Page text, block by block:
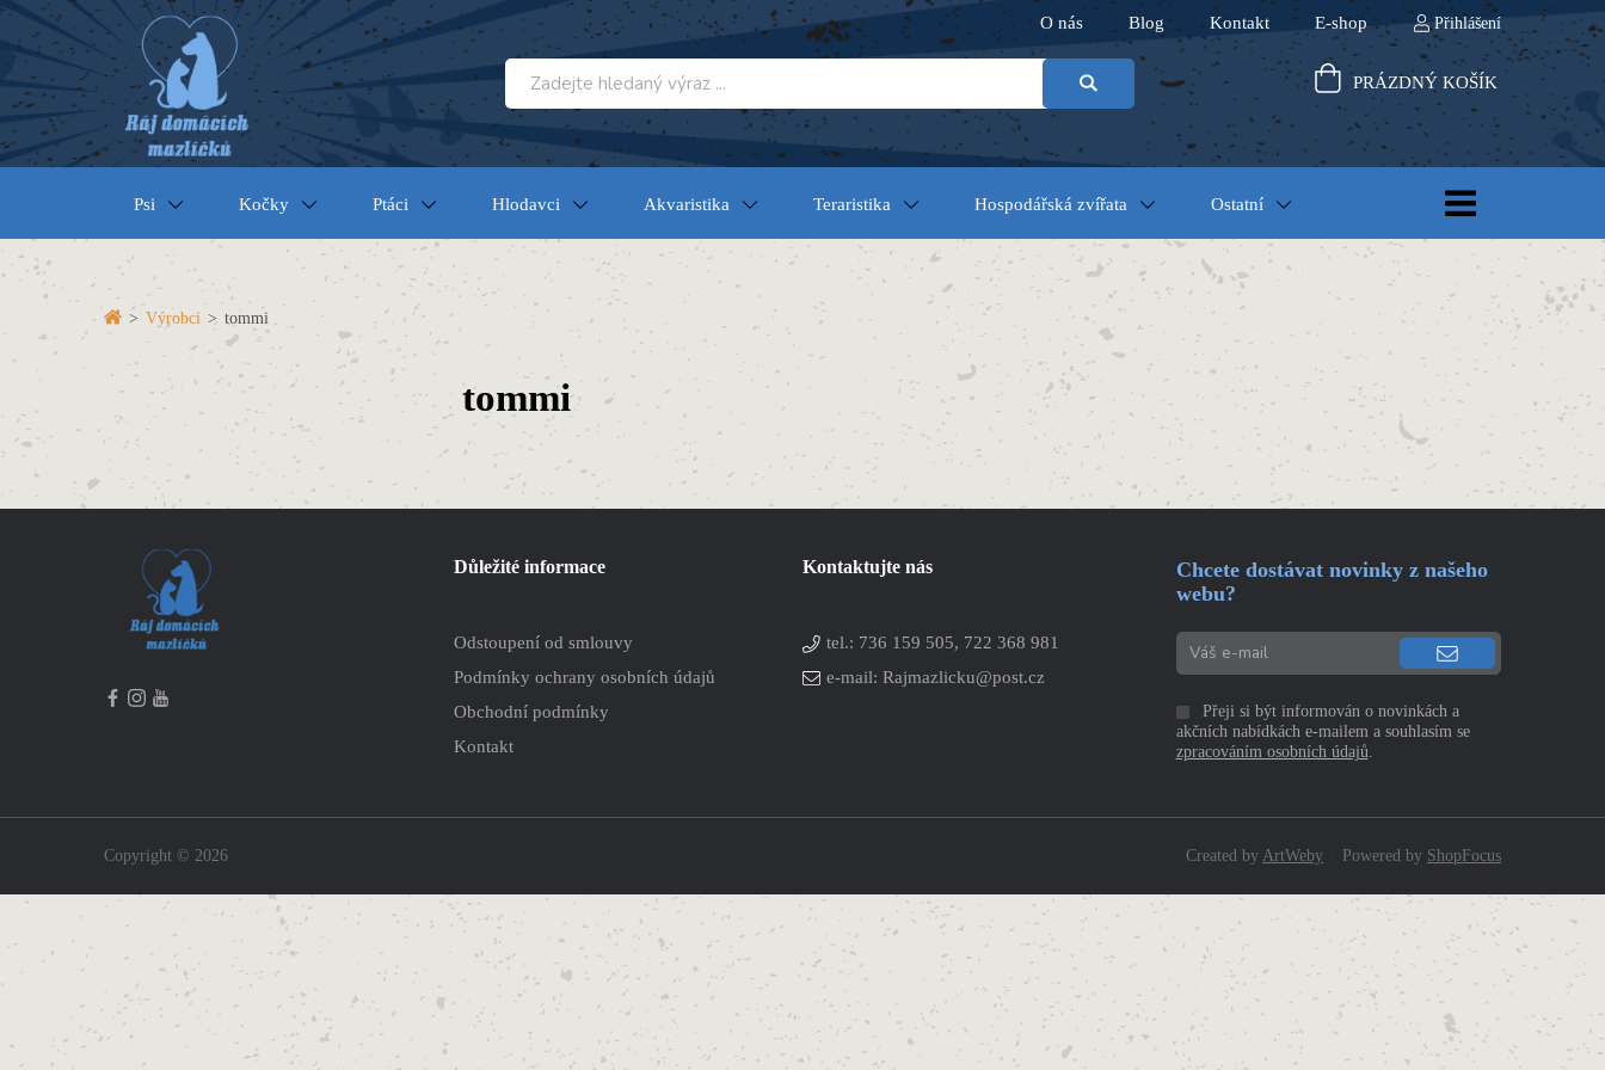
O nás Blog Kontakt E-shop Přihlášení
PRÁZDNÝ KOŠÍK
Psi Kočky Ptáci Hlodavci Akvaristika Teraristika Hospodářská zvířata Ostatní
> Výrobci > tommi
tommi
Důležité informace
Odstoupení od smlouvy
Podmínky ochrany osobních údajů
Obchodní podmínky
Kontakt
Kontaktujte nás
tel.: 736 159 505, 722 368 981
e-mail: Rajmazlicku@post.cz
Chcete dostávat novinky z našeho
webu?
Přeji si být informován o novinkách a
akčních nabídkách e-mailem a souhlasím se
zpracováním osobních údajů.
Copyright © 2026 Created by ArtWeby Powered by ShopFocus